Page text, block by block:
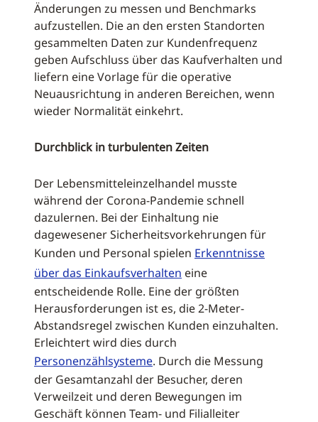
Änderungen zu messen und Benchmarks
aufzustellen. Die an den ersten Standorten
gesammelten Daten zur Kundenfrequenz
geben Aufschluss über das Kaufverhalten und
liefern eine Vorlage für die operative
Neuausrichtung in anderen Bereichen, wenn
wieder Normalität einkehrt.
Durchblick in turbulenten Zeiten
Der Lebensmitteleinzelhandel musste
während der Corona-Pandemie schnell
dazulernen. Bei der Einhaltung nie
dagewesener Sicherheitsvorkehrungen für
Kunden und Personal spielen Erkenntnisse
über das Einkaufsverhalten eine
entscheidende Rolle. Eine der größten
Herausforderungen ist es, die 2-Meter-
Abstandsregel zwischen Kunden einzuhalten.
Erleichtert wird dies durch
Personenzählsysteme. Durch die Messung
der Gesamtanzahl der Besucher, deren
Verweilzeit und deren Bewegungen im
Geschäft können Team- und Filialleiter